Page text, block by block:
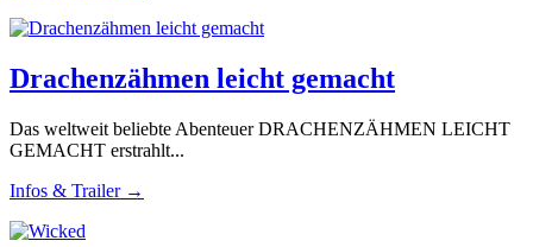
Drachenzähmen leicht gemacht
Das weltweit beliebte Abenteuer DRACHENZÄHMEN LEICHT
GEMACHT erstrahlt...
Infos & Trailer →